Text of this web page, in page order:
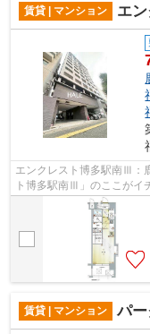
賃貸 | マンション エ
エンクレスト博多駅南Ⅲ：
ト博多駅南Ⅲ」のここがイ
タなど様々な設備やサービ
賃貸 | マンション パ